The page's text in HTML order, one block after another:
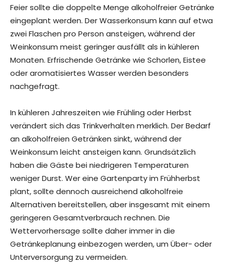
Feier sollte die doppelte Menge alkoholfreier Getränke
eingeplant werden. Der Wasserkonsum kann auf etwa
zwei Flaschen pro Person ansteigen, während der
Weinkonsum meist geringer ausfällt als in kühleren
Monaten. Erfrischende Getränke wie Schorlen, Eistee
oder aromatisiertes Wasser werden besonders
nachgefragt.
In kühleren Jahreszeiten wie Frühling oder Herbst
verändert sich das Trinkverhalten merklich. Der Bedarf
an alkoholfreien Getränken sinkt, während der
Weinkonsum leicht ansteigen kann. Grundsätzlich
haben die Gäste bei niedrigeren Temperaturen
weniger Durst. Wer eine Gartenparty im Frühherbst
plant, sollte dennoch ausreichend alkoholfreie
Alternativen bereitstellen, aber insgesamt mit einem
geringeren Gesamtverbrauch rechnen. Die
Wettervorhersage sollte daher immer in die
Getränkeplanung einbezogen werden, um Über- oder
Unterversorgung zu vermeiden.